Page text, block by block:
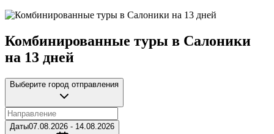
Комбинированные туры в Салоники
на 13 дней
Выберите город отправления
Даты07.08.2026 - 14.08.2026